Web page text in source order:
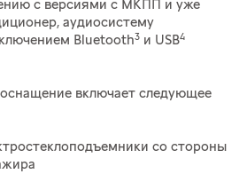
с версиями с МКПП и уже
аудиосистему
Bluetooth3 и USB4
включает следующее
со стороны